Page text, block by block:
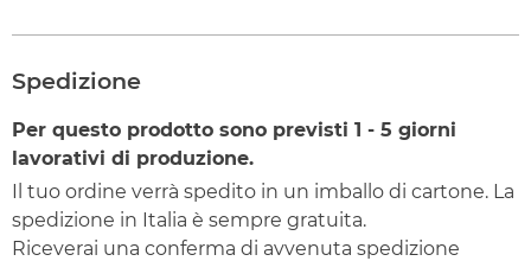
Spedizione
Per questo prodotto sono previsti 1 - 5 giorni
lavorativi di produzione.
Il tuo ordine verrà spedito in un imballo di cartone. La
spedizione in Italia è sempre gratuita.
Riceverai una conferma di avvenuta spedizione